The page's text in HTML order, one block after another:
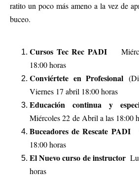
ratito un poco más ameno a la vez de
buceo.
Cursos Tec Rec PADI
18:00 horas
Conviértete en Profesional
Viernes 17 abril 18:00 horas
Educación continua y
Miércoles 22 de Abril a las 18:00
Buceadores de Rescate PADI
18:00 horas
El Nuevo curso de instructor
horas